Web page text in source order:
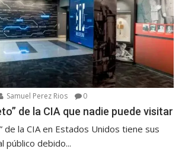
Samuel Perez Rios 0
de la CIA que nadie puede visitar
de la CIA en Estados Unidos tiene sus
público debido...